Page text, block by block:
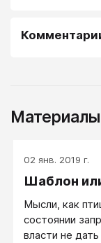
02 янв. 2019 г.
Шаблон
Мысли, как
состоянии
власти не